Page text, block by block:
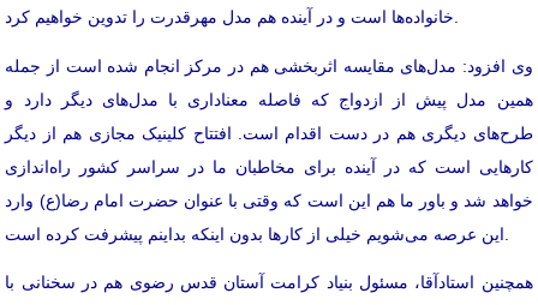
وی افزود: مدل‌های مقایسه اثربخشی هم در مرکز انجام شده است از جمله
همین مدل پیش از ازدواج که فاصله معناداری با مدل‌های دیگر دارد و
طرح‌های دیگری هم در دست اقدام است. افتتاح کلینیک مجازی هم از دیگر
کارهایی است که در آینده برای مخاطبان ما در سراسر کشور راه‌اندازی
خواهد شد و باور ما هم این است که وقتی با عنوان حضرت امام رضا(ع) وارد
همچنین استادآقا، مسئول بنیاد کرامت آستان قدس رضوی هم در سخنانی با